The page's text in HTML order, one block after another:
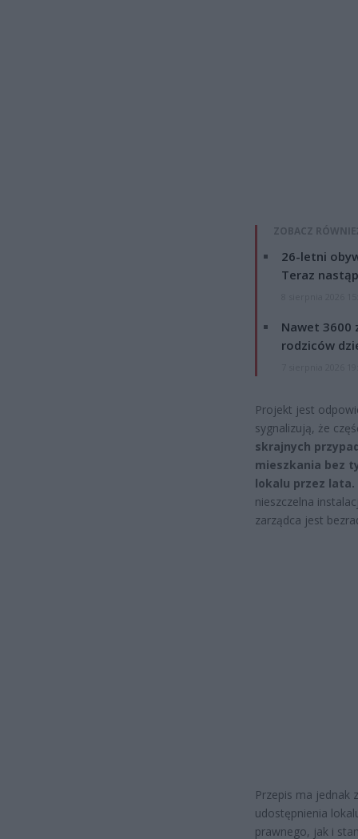
ZOBACZ
26-letni
Teraz
Nawet 3600
rodziców
Projekt jest
sygnalizują, że
skrajnych
mieszkania bez
lokalu przez lata.
nieszczelna
zarządca jest
Przepis ma jednak
udostępnienia
prawnego, jak i